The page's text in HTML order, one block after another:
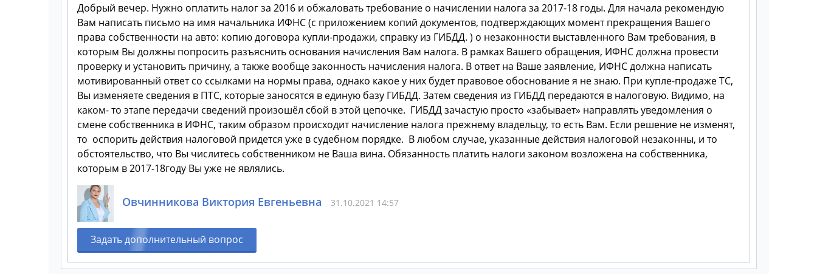
Добрый вечер. Нужно оплатить налог за 2016 и обжаловать требование о начислении налога за 2017-18 годы. Для начала рекомендую
Вам написать письмо на имя начальника ИФНС (с приложением копий документов, подтверждающих момент прекращения Вашего
права собственности на авто: копию договора купли-продажи, справку из ГИБДД. ) о незаконности выставленного Вам требования, в
которым Вы должны попросить разъяснить основания начисления Вам налога. В рамках Вашего обращения, ИФНС должна провести
проверку и установить причину, а также вообще законность начисления налога. В ответ на Ваше заявление, ИФНС должна написать
мотивированный ответ со ссылками на нормы права, однако какое у них будет правовое обоснование я не знаю. При купле-продаже ТС,
Вы изменяете сведения в ПТС, которые заносятся в единую базу ГИБДД. Затем сведения из ГИБДД передаются в налоговую. Видимо, на
каком- то этапе передачи сведений произошёл сбой в этой цепочке. ГИБДД зачастую просто «забывает» направлять уведомления о
смене собственника в ИФНС, таким образом происходит начисление налога прежнему владельцу, то есть Вам. Если решение не изменят,
то оспорить действия налоговой придется уже в судебном порядке. В любом случае, указанные действия налоговой незаконны, и то
обстоятельство, что Вы числитесь собственником не Ваша вина. Обязанность платить налоги законом возложена на собственника,
которым в 2017-18году Вы уже не являлись.
Овчинникова Виктория Евгеньевна 31.10.2021 14:57
Задать дополнительный вопрос